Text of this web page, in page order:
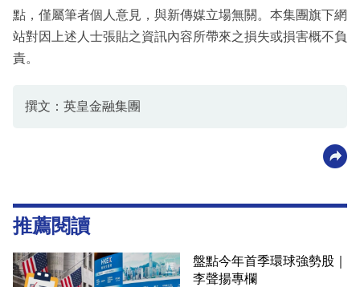
點，僅屬筆者個人意見，與新傳媒立場無關。本集團旗下網
站對因上述人士張貼之資訊內容所帶來之損失或損害概不負
責。
撰文：英皇金融集團
推薦閱讀
盤點今年首季環球強勢股｜
李聲揚專欄